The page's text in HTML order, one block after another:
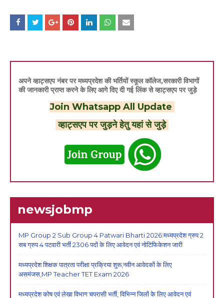
अपने व्हाट्सएप नंबर पर मध्यप्रदेश की भर्तियों स्कूल कॉलेज,सरकारी विभागों
की जानकारी प्राप्त करने के लिए आगे दिए दी गई लिंक से व्हाट्सएप पर जुड़े
Join Whatsapp All Update
व्हाट्सएप पर जुड़ने हेतु यहां से जुड़े
newsjobmp
MP Group 2 Sub Group 4 Patwari Bharti 2026:मध्यप्रदेश ग्रुप 2
सब ग्रुप 4 पटवारी भर्ती 2306 पदों के लिए आवेदन एवं नोटिफिकेशन जारी
मध्यप्रदेश शिक्षक पात्रता परीक्षा प्रक्रिया शुरू,नवीन आवेदकों के लिए
असमंजस,MP Teacher TET Exam 2026
मध्यप्रदेश कोष एवं लेखा विभाग चपरासी भर्ती, विभिन्न जिलों के लिए आवेदन एवं